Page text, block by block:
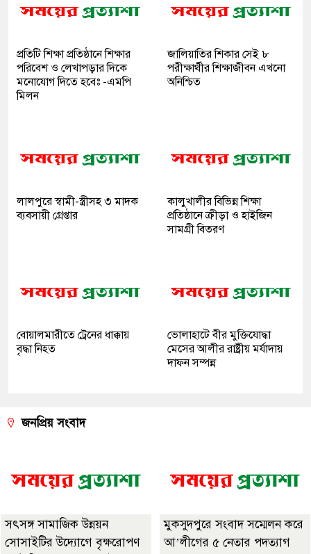
প্রতিটি শিক্ষা প্রতিষ্ঠানে শিক্ষার
পরিবেশ ও লেখাপড়ার দিকে
মনোযোগ দিতে হবেঃ -এমপি
মিলন
জালিয়াতির শিকার সেই ৮
পরীক্ষার্থীর শিক্ষাজীবন এখনো
অনিশ্চিত
লালপুরে স্বামী-স্ত্রীসহ ৩ মাদক
ব্যবসায়ী গ্রেপ্তার
কালুখালীর বিভিন্ন শিক্ষা
প্রতিষ্ঠানে ক্রীড়া ও হাইজিন
সামগ্রী বিতরণ
বোয়ালমারীতে ট্রেনের ধাক্কায়
বৃদ্ধা নিহত
ভোলাহাটে বীর মুক্তিযোদ্ধা
মেসের আলীর রাষ্ট্রীয় মর্যাদায়
দাফন সম্পন্ন
জনপ্রিয় সংবাদ
সৎসঙ্গ সামাজিক উন্নয়ন
সোসাইটির উদ্যোগে বৃক্ষরোপণ
মুকসুদপুরে সংবাদ সম্মেলন করে
আ’লীগের ৫ নেতার পদত্যাগ